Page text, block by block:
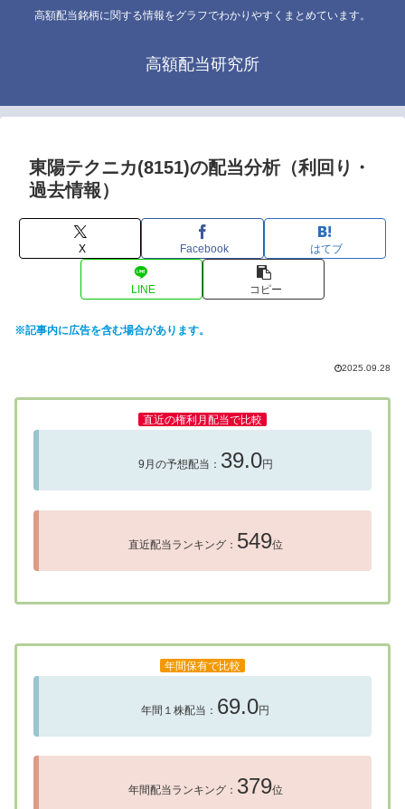
高額配当銘柄に関する情報をグラフでわかりやすくまとめています。
高額配当研究所
東陽テクニカ(8151)の配当分析（利回り・
過去情報）
X Facebook はてブ
LINE コピー
※記事内に広告を含む場合があります。
2025.09.28
直近の権利月配当で比較
9月の予想配当： 39.0円
直近配当ランキング： 549位
年間保有で比較
年間１株配当： 69.0円
年間配当ランキング： 379位